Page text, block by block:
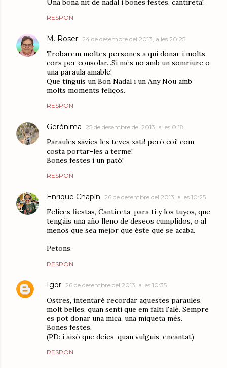
Una bona nit de nadal i bones festes, cantireta!
RESPON
M. Roser 24 de desembre del 2013, a les 20:25
Trobarem moltes persones a qui donar i molts
cors per consolar...Si més no amb un somriure o
una paraula amable!
Que tinguis un Bon Nadal i un Any Nou amb
molts moments feliços.
RESPON
Gerònima 25 de desembre del 2013, a les 0:18
Paraules sàvies les teves xati! però coi! com
costa portar-les a terme!
Bones festes i un pató!
RESPON
Enrique Chapín 26 de desembre del 2013, a les 10:25
Felices fiestas, Cantireta, para ti y los tuyos, que
tengáis una año lleno de deseos cumplidos, o al
menos que sea mejor que éste que se acaba.
Petons.
RESPON
Igor 26 de desembre del 2013, a les 10:35
Ostres, intentaré recordar aquestes paraules,
molt belles, quan senti que em falti l'alè. Sempre
es pot donar una mica, una miqueta més.
Bones festes.
(PD: i això que deies, quan vulguis, encantat)
RESPON